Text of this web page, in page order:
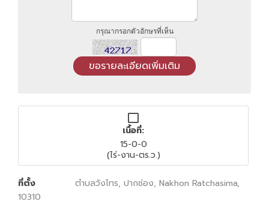
กรุณากรอกตัวอักษรที่เห็น
เนื้อที่:
15-0-0
(ไร่-งาน-ตร.ว.)
ที่ตั้ง
ตำบลวังไทร, ปากช่อง, Nakhon Ratchasima,
10310